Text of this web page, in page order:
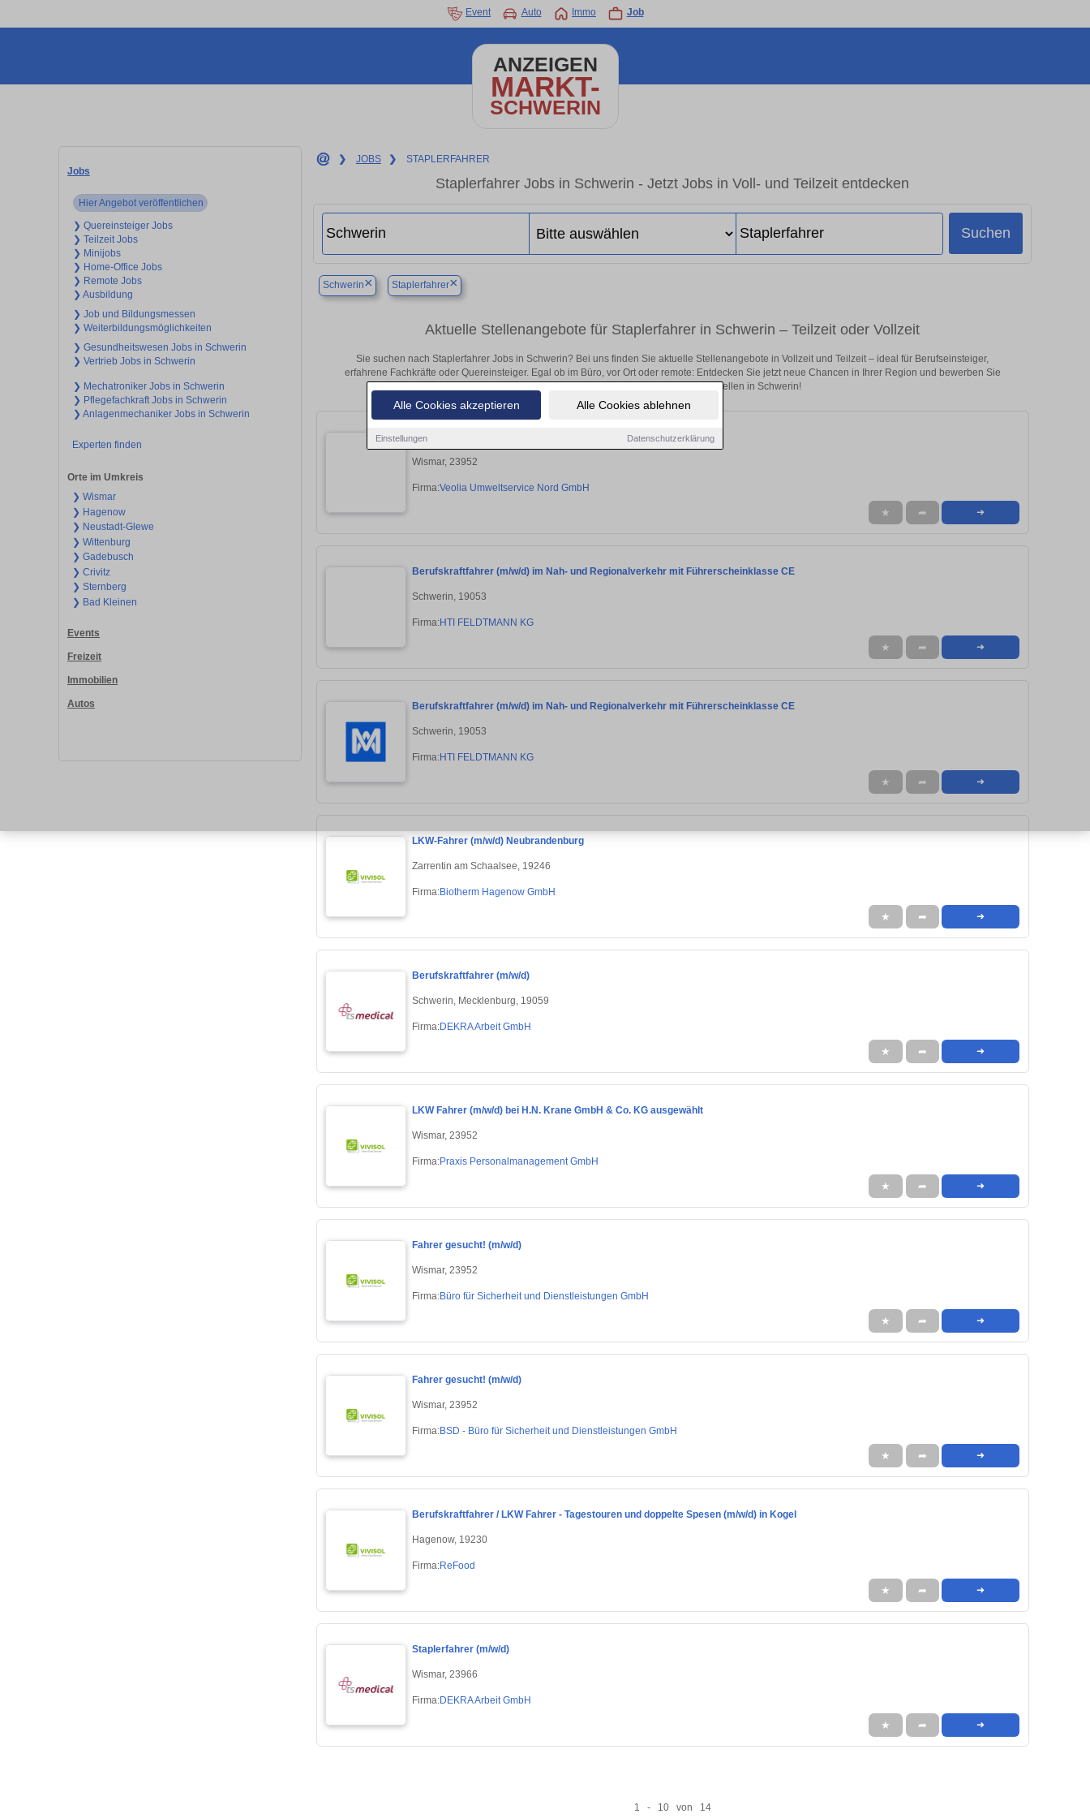
Alle Cookies akzeptieren Alle Cookies ablehnen
Einstellungen Datenschutzerklärung
Event Auto Immo Job
ANZEIGEN
MARKT-
SCHWERIN
Jobs
Hier Angebot veröffentlichen
❯ Quereinsteiger Jobs
❯ Teilzeit Jobs
❯ Minijobs
❯ Home-Office Jobs
❯ Remote Jobs
❯ Ausbildung
❯ Job und Bildungsmessen
❯ Weiterbildungsmöglichkeiten
❯ Gesundheitswesen Jobs in Schwerin
❯ Vertrieb Jobs in Schwerin
❯ Mechatroniker Jobs in Schwerin
❯ Pflegefachkraft Jobs in Schwerin
❯ Anlagenmechaniker Jobs in Schwerin
Experten finden
Orte im Umkreis
❯ Wismar
❯ Hagenow
❯ Neustadt-Glewe
❯ Wittenburg
❯ Gadebusch
❯ Crivitz
❯ Sternberg
❯ Bad Kleinen
Events
Freizeit
Immobilien
Autos
❯ JOBS ❯ STAPLERFAHRER
Staplerfahrer Jobs in Schwerin - Jetzt Jobs in Voll- und Teilzeit entdecken
Suchen
Schwerin× Staplerfahrer×
Aktuelle Stellenangebote für Staplerfahrer in Schwerin – Teilzeit oder Vollzeit
Sie suchen nach Staplerfahrer Jobs in Schwerin? Bei uns finden Sie aktuelle Stellenangebote in Vollzeit und Teilzeit – ideal für Berufseinsteiger,
erfahrene Fachkräfte oder Quereinsteiger. Egal ob im Büro, vor Ort oder remote: Entdecken Sie jetzt neue Chancen in Ihrer Region und bewerben Sie
sich direkt auf passende Staplerfahrer-Stellen in Schwerin!
LKW-Fahrer*in (w/m/d)
Wismar, 23952
Firma:Veolia Umweltservice Nord GmbH
★ ➦ ➜
Berufskraftfahrer (m/w/d) im Nah- und Regionalverkehr mit Führerscheinklasse CE
Schwerin, 19053
Firma:HTI FELDTMANN KG
★ ➦ ➜
Berufskraftfahrer (m/w/d) im Nah- und Regionalverkehr mit Führerscheinklasse CE
Schwerin, 19053
Firma:HTI FELDTMANN KG
★ ➦ ➜
LKW-Fahrer (m/w/d) Neubrandenburg
Zarrentin am Schaalsee, 19246
Firma:Biotherm Hagenow GmbH
★ ➦ ➜
Berufskraftfahrer (m/w/d)
Schwerin, Mecklenburg, 19059
Firma:DEKRA Arbeit GmbH
★ ➦ ➜
LKW Fahrer (m/w/d) bei H.N. Krane GmbH & Co. KG ausgewählt
Wismar, 23952
Firma:Praxis Personalmanagement GmbH
★ ➦ ➜
Fahrer gesucht! (m/w/d)
Wismar, 23952
Firma:Büro für Sicherheit und Dienstleistungen GmbH
★ ➦ ➜
Fahrer gesucht! (m/w/d)
Wismar, 23952
Firma:BSD - Büro für Sicherheit und Dienstleistungen GmbH
★ ➦ ➜
Berufskraftfahrer / LKW Fahrer - Tagestouren und doppelte Spesen (m/w/d) in Kogel
Hagenow, 19230
Firma:ReFood
★ ➦ ➜
Staplerfahrer (m/w/d)
Wismar, 23966
Firma:DEKRA Arbeit GmbH
★ ➦ ➜
1 - 10 von 14